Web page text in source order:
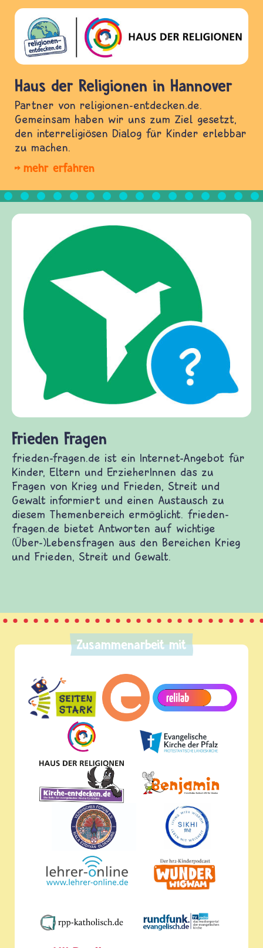
Haus der Religionen in Hannover
Partner von religionen-entdecken.de.
Gemeinsam haben wir uns zum Ziel gesetzt,
den interreligiösen Dialog für Kinder erlebbar
zu machen.
mehr erfahren
Frieden Fragen
frieden-fragen.de ist ein Internet-Angebot für
Kinder, Eltern und ErzieherInnen das zu
Fragen von Krieg und Frieden, Streit und
Gewalt informiert und einen Austausch zu
diesem Themenbereich ermöglicht. frieden-
fragen.de bietet Antworten auf wichtige
(Über-)Lebensfragen aus den Bereichen Krieg
und Frieden, Streit und Gewalt.
Zusammenarbeit mit